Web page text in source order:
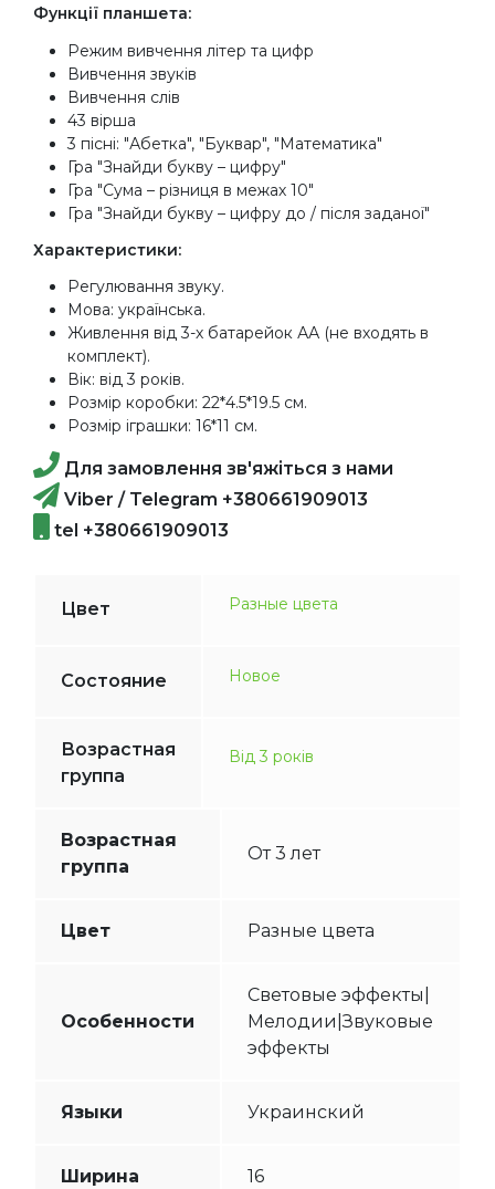
Функції планшета:
Режим вивчення літер та цифр
Вивчення звуків
Вивчення слів
43 вірша
3 пісні: "Абетка", "Буквар", "Математика"
Гра "Знайди букву – цифру"
Гра "Сума – різниця в межах 10"
Гра "Знайди букву – цифру до / після заданої"
Характеристики:
Регулювання звуку.
Мова: українська.
Живлення від 3-х батарейок АА (не входять в
комплект).
Вік: від 3 років.
Розмір коробки: 22*4.5*19.5 см.
Розмір іграшки: 16*11 см.
Для замовлення зв'яжіться з нами
Viber / Telegram +380661909013
tel +380661909013
Цвет Разные цвета
Состояние Новое
Возрастная
группа
Від 3 років
Возрастная
группа
От 3 лет
Цвет Разные цвета
Особенности
Световые эффекты|
Мелодии|Звуковые
эффекты
Языки Украинский
Ширина 16